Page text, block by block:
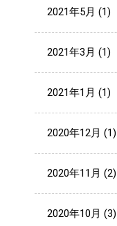
2021年5月 (1)
2021年3月 (1)
2021年1月 (1)
2020年12月 (1)
2020年11月 (2)
2020年10月 (3)